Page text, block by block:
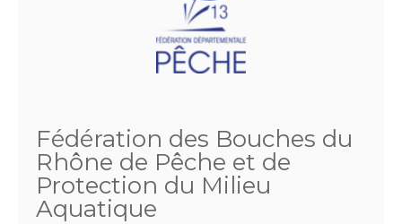
Fédération des Bouches du
Rhône de Pêche et de
Protection du Milieu
Aquatique